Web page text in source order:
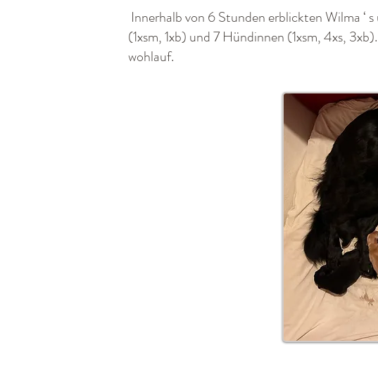
Innerhalb von 6 Stunden erblickten Wilma ‘
(1xsm, 1xb) und 7 Hündinnen (1xsm, 4xs,
wohlauf.